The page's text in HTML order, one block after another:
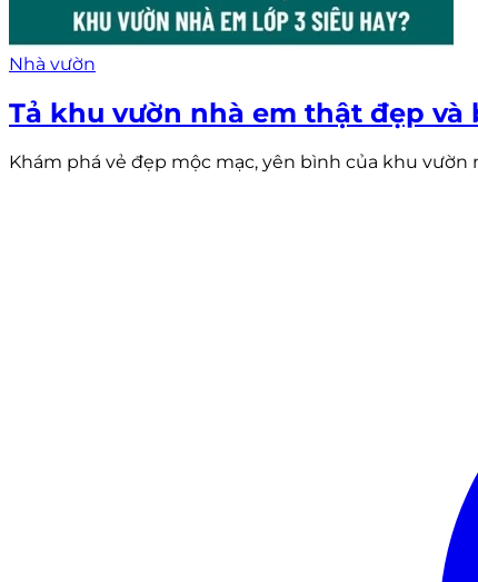
Nhà vườn
Tả khu vườn nhà em thật đẹp và
Khám phá vẻ đẹp mộc mạc, yên bình của khu